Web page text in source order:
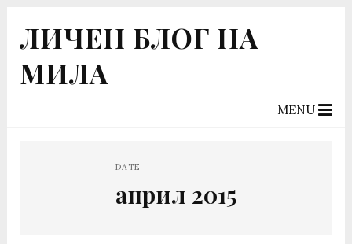
ЛИЧЕН БЛОГ НА
МИЛА
MENU
DATE
април 2015